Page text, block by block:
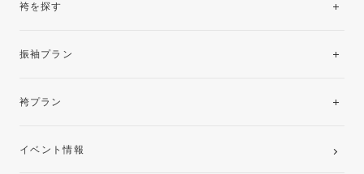
袴を探す
振袖プラン
レンタルプラン
袴プラン
卒業袴レンタルプラン
イベント情報